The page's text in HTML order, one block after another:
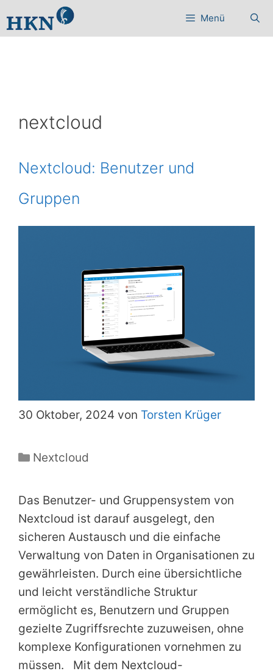
Inhalt
Menü
nextcloud
Nextcloud: Benutzer und
Gruppen
30 Oktober, 2024 von Torsten Krüger
Kategorien
Nextcloud
Das Benutzer- und Gruppensystem von
Nextcloud ist darauf ausgelegt, den
sicheren Austausch und die einfache
Verwaltung von Daten in Organisationen zu
gewährleisten. Durch eine übersichtliche
und leicht verständliche Struktur
ermöglicht es, Benutzern und Gruppen
gezielte Zugriffsrechte zuzuweisen, ohne
komplexe Konfigurationen vornehmen zu
müssen. Mit dem Nextcloud-